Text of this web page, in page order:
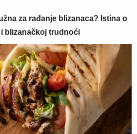
za rađanje blizanaca? Istina o
blizanačkoj trudnoći